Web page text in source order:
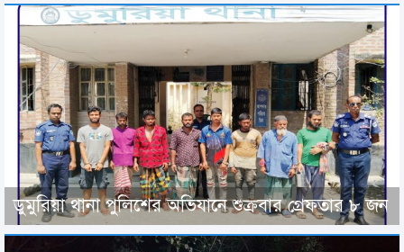
ডুমুরিয়া থানা পুলিশের অভিযানে শুক্রবার গ্রেফতার ৮ জন